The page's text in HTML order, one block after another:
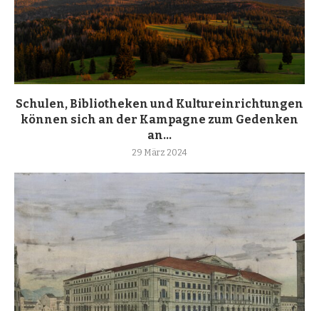
Schulen, Bibliotheken und Kultureinrichtungen
können sich an der Kampagne zum Gedenken
an...
29 März 2024